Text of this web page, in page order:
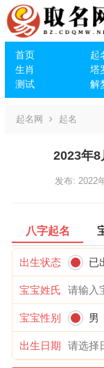
首页 起
生肖
塔
测试
解
起名网 起名
2023年8
发布: 2022
八字起名
出生状态 已
宝宝姓氏
宝宝性别 男
出生日期